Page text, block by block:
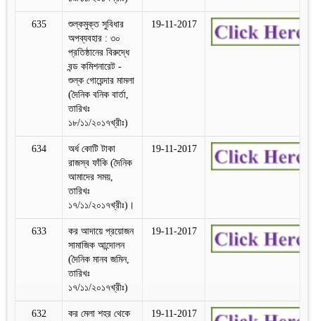
635
শুল্কমুক্ত সুবিধার
অপব্যবহার : ৩০
প্রতিষ্ঠানের বিরুদ্ধে
বন্ড কমিশনারেট -
শুল্ক গোয়েন্দার মামলা
(দৈনিক বনিক বার্তা,
তারিখঃ
১৮/১১/২০১৭খ্রীঃ)
19-11-2017
634
অর্ধ কোটি টাকা
রাজস্ব ফাঁকি (দৈনিক
আমাদের সময়,
তারিখঃ
১৭/১১/২০১৭খ্রীঃ)।
19-11-2017
633
কর আদায়ে প্রয়োজন
সামাজিক আন্দোলন
(দৈনিক মানব জমিন,
তারিখঃ
১৭/১১/২০১৭খ্রীঃ)
19-11-2017
632
কর মেলা শহর থেকে
19-11-2017